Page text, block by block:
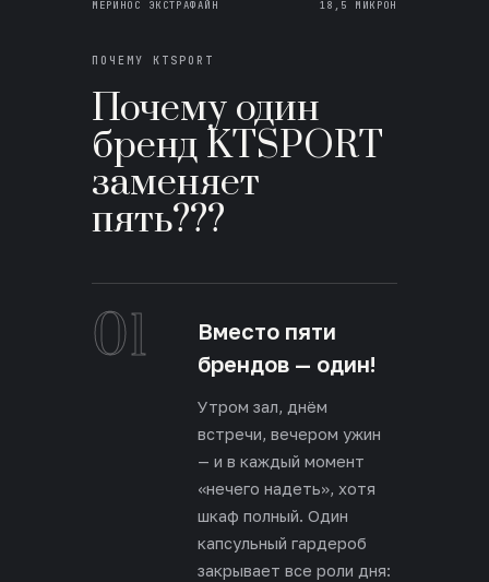
МЕРИНОС ЭКСТРАФАЙН 18,5 МИКРОН
ПОЧЕМУ KTSPORT
Почему один
бренд KTSPORT
заменяет
пять???
01
Вместо пяти
брендов — один!
Утром зал, днём
встречи, вечером ужин
— и в каждый момент
«нечего надеть», хотя
шкаф полный. Один
капсульный гардероб
закрывает все роли дня: